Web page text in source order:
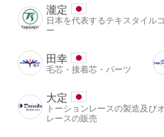
瀧定
日本を代表するテキスタイル
ー
田幸
毛芯・接着芯・パーツ
大定
トーションレースの製造及び
レースの販売